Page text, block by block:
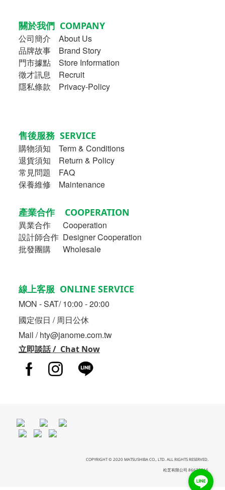
關於我們 COMPANY
公司簡介
About Us
品牌故事
Brand Story
門市據點 Store Information
徵才訊息 Recruit
隱私條款 Privacy-Policy
售後服務 SERVICE
購物須知
Term & Conditions
退貨須知 Return & Policy
常見問題 FAQ
保養維修 Maintenance
產業合作 COOPERATION
異業合作
Cooperation
設計師合作 Designer Cooperation
批發團購 Wholesale
線上客服 ONLINE SERVICE
MON - SAT/ 10:00 - 20:00
國定假日 / 周日公休
Mail / hty@janome.com.tw
立即談話 / Chat Now
COPYRIGHT © 2020 MATSUSHIBA CO., LTD. ALL RIGHTS RESERVED.
松芝有限公司 86633216